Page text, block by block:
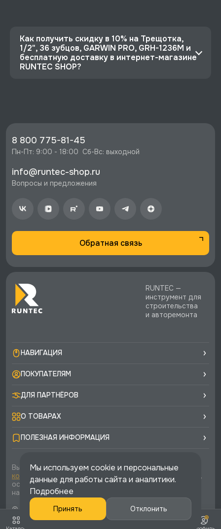
Как получить скидку в 10% на Трещотка,
1/2", 36 зубцов, GARWIN PRO, GRH-1236M и
бесплатную доставку в интернет-магазине
RUNTEC SHOP?
⚡️ Бесплатная доставка в Москве, Санкт-
Петербурге и по РФ, если она меньше 10%
♥️ Наличие товаров, Программа лояльности,
8 800 775-81-45
Пн-Пт: 9:00 - 18:00  Сб-Вс: выходной
info@runtec-shop.ru
Вопросы и предложения
Обратная связь
RUNTEC —
инструмент для
строительства
и авторемонта
НАВИГАЦИЯ
ПОКУПАТЕЛЯМ
ДЛЯ ПАРТНЁРОВ
О ТОВАРАХ
ПОЛЕЗНАЯ ИНФОРМАЦИЯ
Вы соглашаетесь с условиямиполитики
конфиденциальностиипубличной офертыкаждый раз,
оставляя свои данные в любой форме обратной связи
на сайте runtec-shop.ru
© 2026 «Runtec», официальный интернет-магазин. Все
права защищены
Мы используем cookie и персональные
данные для работы сайта и аналитики.
Подробнее
Принять Отклонить